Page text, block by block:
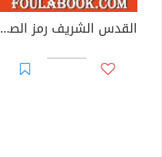
القدس الشريف رمز الصراع وبوابة الانتصار